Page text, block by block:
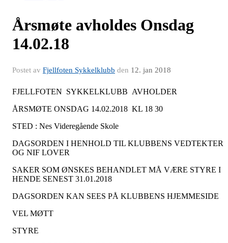
Årsmøte avholdes Onsdag
14.02.18
Postet av Fjellfoten Sykkelklubb den 12. jan 2018
FJELLFOTEN SYKKELKLUBB AVHOLDER
ÅRSMØTE ONSDAG 14.02.2018 KL 18 30
STED : Nes Videregående Skole
DAGSORDEN I HENHOLD TIL KLUBBENS VEDTEKTER
OG NIF LOVER
SAKER SOM ØNSKES BEHANDLET MÅ VÆRE STYRE I
HENDE SENEST 31.01.2018
DAGSORDEN KAN SEES PÅ KLUBBENS HJEMMESIDE
VEL MØTT
STYRE